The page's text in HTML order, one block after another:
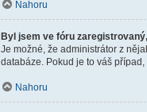
Nahoru
Byl jsem ve fóru
Je možné, že administrátor z
databáze. Pokud je to váš
Nahoru